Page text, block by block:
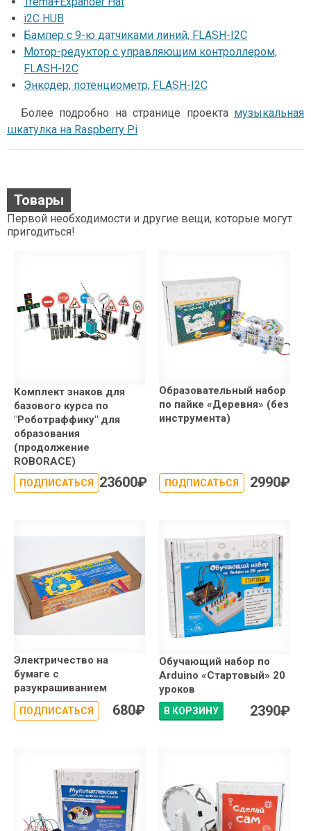
i2C HUB
Бампер с 9-ю датчиками линий, FLASH-I2C
Мотор-редуктор с управляющим контроллером,
FLASH-I2C
Энкодер, потенциометр, FLASH-I2C
Более подробно на странице проекта музыкальная
шкатулка на Raspberry Pi
Товары
Первой необходимости и другие вещи, которые могут
пригодиться!
Комплект знаков для
базового курса по
"Роботраффику" для
образования
(продолжение
ROBORACE)
ПОДПИСАТЬСЯ 23600₽
Образовательный набор
по пайке «Деревня» (без
инструмента)
ПОДПИСАТЬСЯ 2990₽
Электричество на
бумаге с
разукрашиванием
ПОДПИСАТЬСЯ 680₽
Обучающий набор по
Arduino «Стартовый» 20
уроков
В КОРЗИНУ 2390₽